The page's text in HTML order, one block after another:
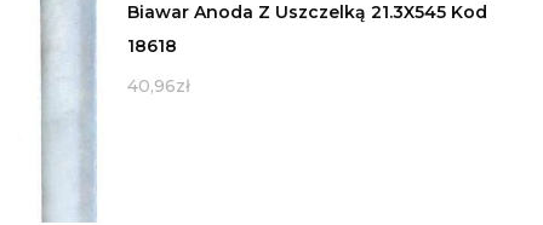
Biawar Anoda Z Uszczelką 21.3X545 Kod
18618
40,96zł